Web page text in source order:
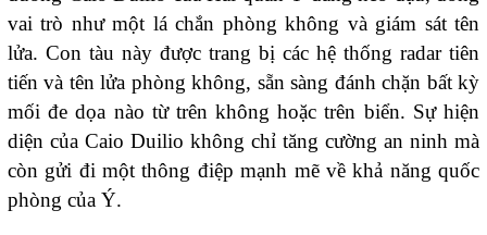
vai trò như một lá chắn phòng không và giám sát tên
lửa. Con tàu này được trang bị các hệ thống radar tiên
tiến và tên lửa phòng không, sẵn sàng đánh chặn bất kỳ
mối đe dọa nào từ trên không hoặc trên biển. Sự hiện
diện của Caio Duilio không chỉ tăng cường an ninh mà
còn gửi đi một thông điệp mạnh mẽ về khả năng quốc
phòng của Ý.